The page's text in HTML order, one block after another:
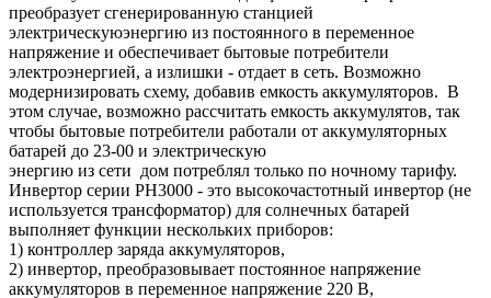
преобразует сгенерированную станцией
электрическуюэнергию из постоянного в переменное
напряжение и обеспечивает бытовые потребители
электроэнергией, а излишки - отдает в сеть. Возможно
модернизировать схему, добавив емкость аккумуляторов. В
этом случае, возможно рассчитать емкость аккумулятов, так
чтобы бытовые потребители работали от аккумуляторных
батарей до 23-00 и электрическую
энергию из сети дом потреблял только по ночному тарифу.
Инвертор серии PH3000 - это высокочастотный инвертор (не
используется трансформатор) для солнечных батарей
выполняет функции нескольких приборов:
1) контроллер заряда аккумуляторов,
2) инвертор, преобразовывает постоянное напряжение
аккумуляторов в переменное напряжение 220 В,